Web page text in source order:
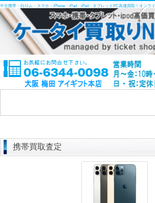
中古携帯・白ロム・スマホ・iPhone・iPad・iPod・タブレットPC高価買取！オンラ
携帯買取査定